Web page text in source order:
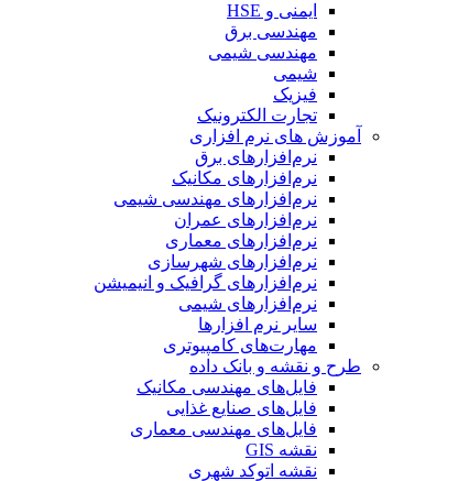
ایمنی و HSE
مهندسی برق
مهندسی شیمی
شیمی
فیزیک
تجارت الکترونیک
آموزش های نرم افزاری
نرم‌افزارهای برق
نرم‌افزارهای مکانیک
نرم‌افزارهای مهندسی شیمی
نرم‌افزارهای عمران
نرم‌افزارهای معماری
نرم‌افزارهای شهرسازی
نرم‌افزارهای گرافیک و انیمیشن
نرم‌افزارهای شیمی
سایر نرم افزارها
مهارت‌های کامپیوتری
طرح و نقشه و بانک داده
فایل‌های مهندسی مکانیک
فایل‌های صنایع غذایی
فایل‌های مهندسی معماری
نقشه GIS
نقشه اتوکد شهری